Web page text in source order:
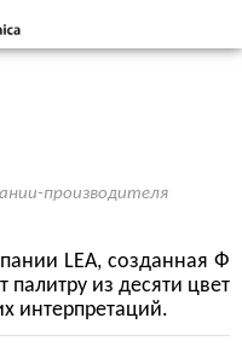
производителя
LEA, созданная Ф
палитру из десяти цвет
интерпретаций.